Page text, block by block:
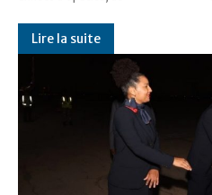
Lire la suite